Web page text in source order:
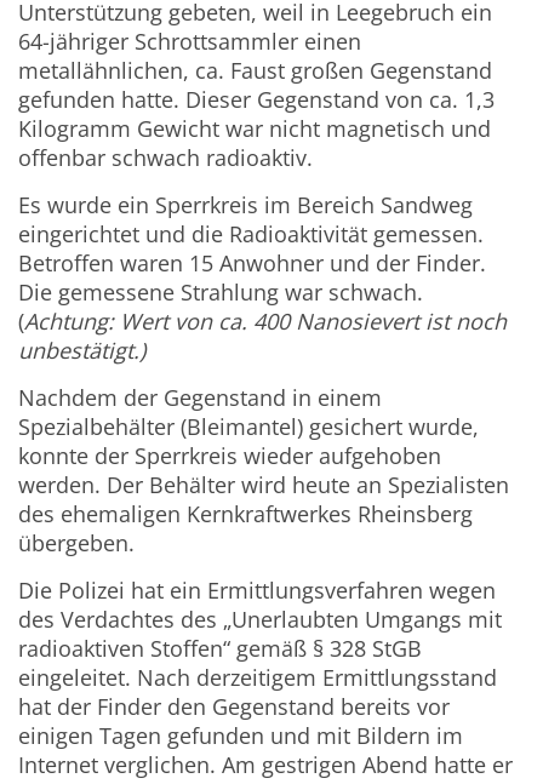
Unterstützung gebeten, weil in Leegebruch ein
64-jähriger Schrottsammler einen
metallähnlichen, ca. Faust großen Gegenstand
gefunden hatte. Dieser Gegenstand von ca. 1,3
Kilogramm Gewicht war nicht magnetisch und
offenbar schwach radioaktiv.
Es wurde ein Sperrkreis im Bereich Sandweg
eingerichtet und die Radioaktivität gemessen.
Betroffen waren 15 Anwohner und der Finder.
Die gemessene Strahlung war schwach.
(Achtung: Wert von ca. 400 Nanosievert ist noch
unbestätigt.)
Nachdem der Gegenstand in einem
Spezialbehälter (Bleimantel) gesichert wurde,
konnte der Sperrkreis wieder aufgehoben
werden. Der Behälter wird heute an Spezialisten
des ehemaligen Kernkraftwerkes Rheinsberg
übergeben.
Die Polizei hat ein Ermittlungsverfahren wegen
des Verdachtes des „Unerlaubten Umgangs mit
radioaktiven Stoffen“ gemäß § 328 StGB
eingeleitet. Nach derzeitigem Ermittlungsstand
hat der Finder den Gegenstand bereits vor
einigen Tagen gefunden und mit Bildern im
Internet verglichen. Am gestrigen Abend hatte er